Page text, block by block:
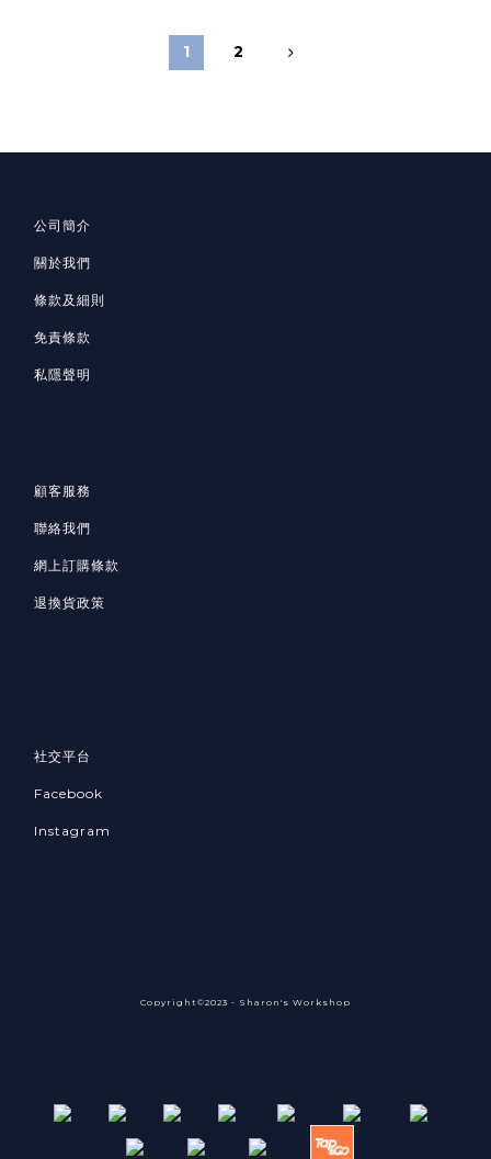
1 2
公司簡介
關於我們
條款及細則
免責條款
私隱聲明
顧客服務
聯絡我們
網上訂購條款
退換貨政策
社交平台
Facebook
Instagram
Copyright©2023 - Sharon's Workshop